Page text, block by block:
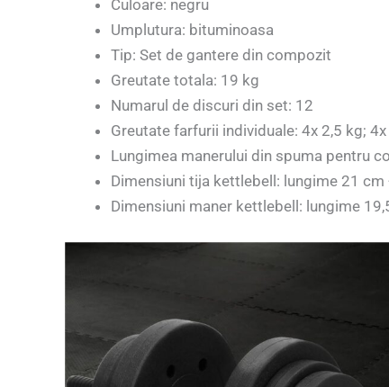
Culoare: negru
Umplutura: bituminoasa
Tip: Set de gantere din compozit
Greutate totala: 19 kg
Numarul de discuri din set: 12
Greutate farfurii individuale: 4x 2,5 kg;
Lungimea manerului din spuma pentru
Dimensiuni tija kettlebell: lungime 21
Dimensiuni maner kettlebell: lungime